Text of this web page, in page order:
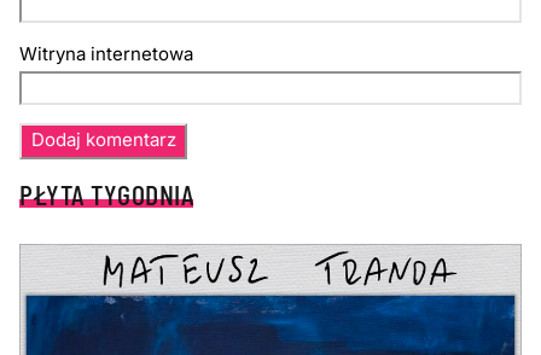
Witryna internetowa
PŁYTA TYGODNIA